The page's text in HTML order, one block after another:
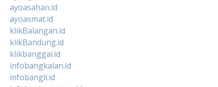
ayoasahan.id
ayoasmat.id
klikBalangan.id
klikBandung.id
klikbanggai.id
infobangkalan.id
infobangli.id